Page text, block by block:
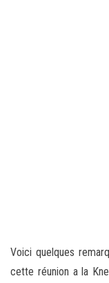
Voici quelques
cette réunion a la